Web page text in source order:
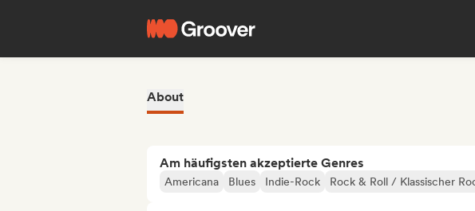
About
Am häufigsten akzeptierte Genres
Americana Blues Indie-Rock Rock & Roll / Klassischer